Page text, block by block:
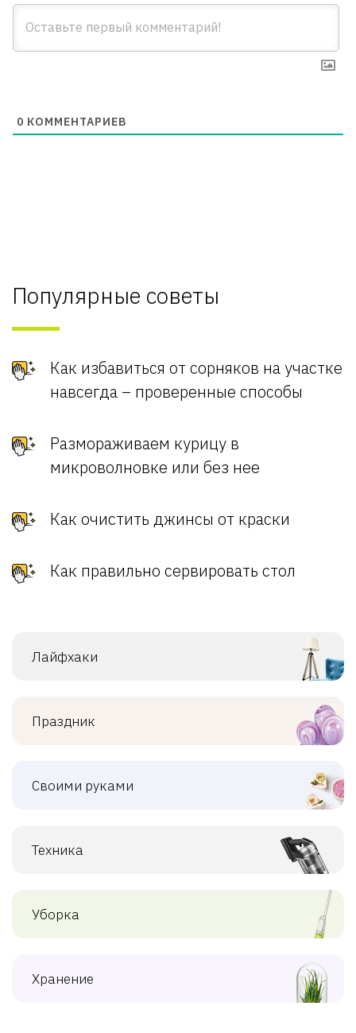
0 КОММЕНТАРИЕВ
Популярные советы
Как избавиться от сорняков на участке
навсегда – проверенные способы
Размораживаем курицу в
микроволновке или без нее
Как очистить джинсы от краски
Как правильно сервировать стол
Лайфхаки
Праздник
Своими руками
Техника
Уборка
Хранение